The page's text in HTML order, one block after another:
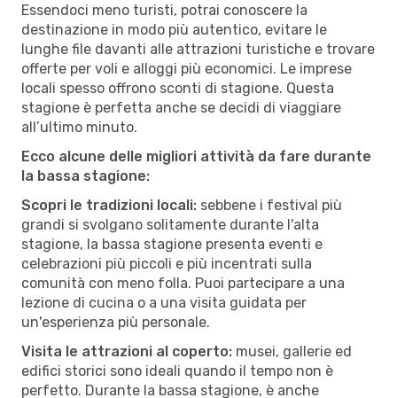
Essendoci meno turisti, potrai conoscere la
destinazione in modo più autentico, evitare le
lunghe file davanti alle attrazioni turistiche e trovare
offerte per voli e alloggi più economici. Le imprese
locali spesso offrono sconti di stagione. Questa
stagione è perfetta anche se decidi di viaggiare
all’ultimo minuto.
Ecco alcune delle migliori attività da fare durante
la bassa stagione:
Scopri le tradizioni locali: sebbene i festival più
grandi si svolgano solitamente durante l'alta
stagione, la bassa stagione presenta eventi e
celebrazioni più piccoli e più incentrati sulla
comunità con meno folla. Puoi partecipare a una
lezione di cucina o a una visita guidata per
un'esperienza più personale.
Visita le attrazioni al coperto: musei, gallerie ed
edifici storici sono ideali quando il tempo non è
perfetto. Durante la bassa stagione, è anche